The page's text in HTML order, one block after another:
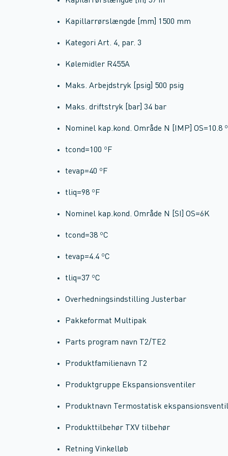
Kapillarrørslængde [mm] 1500 mm
Kategori Art. 4, par. 3
Kølemidler R455A
Maks. Arbejdstryk [psig] 500 psig
Maks. driftstryk [bar] 34 bar
Nominel kap.kond. Område N [IMP] OS=10.8
tcond=100 ºF
tevap=40 ºF
tliq=98 ºF
Nominel kap.kond. Område N [SI] OS=6K
tcond=38 ºC
tevap=4.4 ºC
tliq=37 ºC
Overhedningsindstilling Justerbar
Pakkeformat Multipak
Parts program navn T2/TE2
Produktfamilienavn T2
Produktgruppe Ekspansionsventiler
Produktnavn Termostatisk ekspansionsventil
Produkttilbehør TXV tilbehør
Retning Vinkelløb